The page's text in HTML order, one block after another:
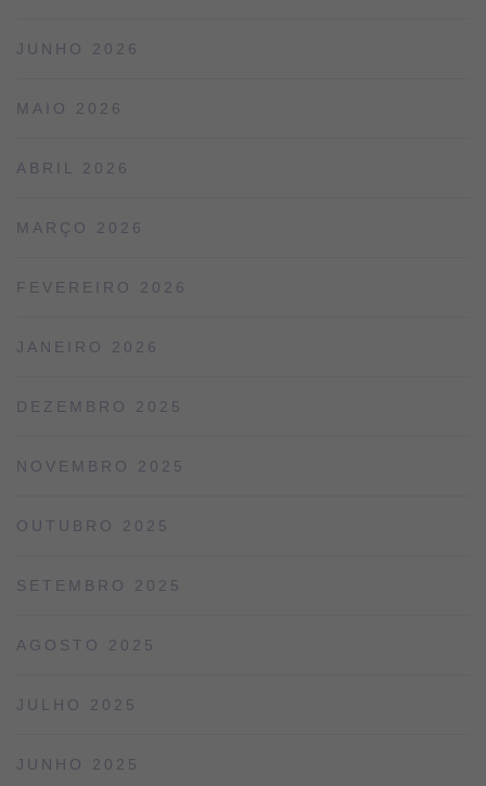
JUNHO 2026
MAIO 2026
ABRIL 2026
MARÇO 2026
FEVEREIRO 2026
JANEIRO 2026
DEZEMBRO 2025
NOVEMBRO 2025
OUTUBRO 2025
SETEMBRO 2025
AGOSTO 2025
JULHO 2025
JUNHO 2025